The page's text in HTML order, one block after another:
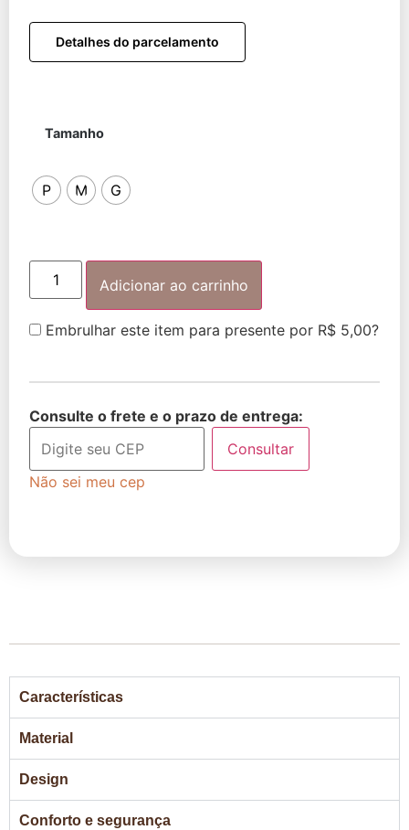
Detalhes do parcelamento
Tamanho
P M G
Adicionar ao carrinho
Embrulhar este item para presente por R$ 5,00?
Consulte o frete e o prazo de entrega:
Consultar
Não sei meu cep
Características
Material
Design
Conforto e segurança